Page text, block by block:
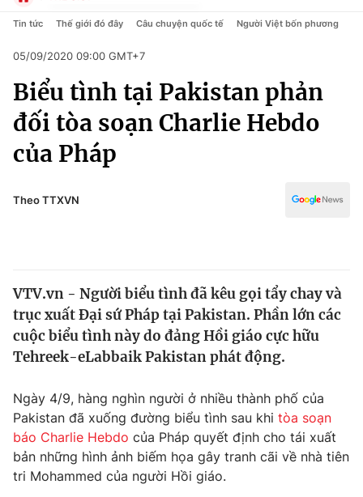
Chuyên mục
Chính trị
Xã hội
Pháp luật
Thế giới
Tin tức
Thế giới đó đây
Câu chuyện quốc tế
Kinh tế
Thị trường
Góc doanh nghiệp
Dữ liệu và đời sống
Truyền hình
Phim VTV
Giải trí
Chính trị
Pháp luật
Kinh tế
Thể thao
Truyền hình
Văn hóa - Giải trí
Tin tức Thế giới đó đây Câu chuyện quốc tế Người Việt bốn phương
05/09/2020 09:00 GMT+7
Biểu tình tại Pakistan phản
đối tòa soạn Charlie Hebdo
của Pháp
Theo TTXVN
VTV.vn - Người biểu tình đã kêu gọi tẩy chay và
trục xuất Đại sứ Pháp tại Pakistan. Phần lớn các
cuộc biểu tình này do đảng Hồi giáo cực hữu
Tehreek-eLabbaik Pakistan phát động.
Ngày 4/9, hàng nghìn người ở nhiều thành phố của
Pakistan đã xuống đường biểu tình sau khi tòa soạn
báo Charlie Hebdo của Pháp quyết định cho tái xuất
bản những hình ảnh biếm họa gây tranh cãi về nhà tiên
tri Mohammed của người Hồi giáo.